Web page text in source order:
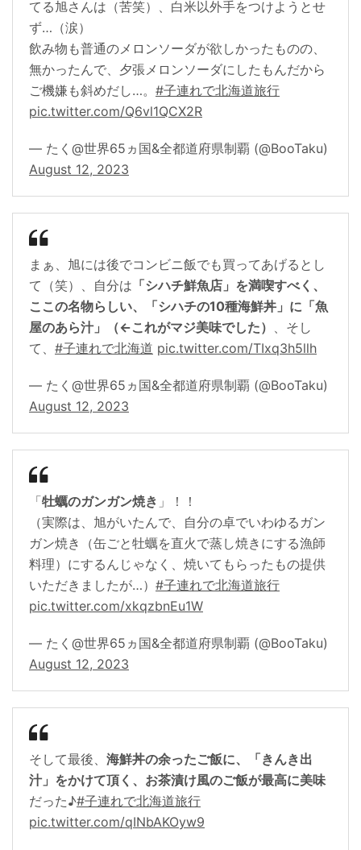
てる旭さんは（苦笑）、白米以外手をつけようとせ
ず…（涙）
飲み物も普通のメロンソーダが欲しかったものの、
無かったんで、夕張メロンソーダにしたもんだから
ご機嫌も斜めだし…。 #子連れで北海道旅行
pic.twitter.com/Q6vl1QCX2R
— たく@世界65ヵ国&全都道府県制覇 (@BooTaku)
August 12, 2023
まぁ、旭には後でコンビニ飯でも買ってあげるとし
て（笑）、自分は 「シハチ鮮魚店」を満喫すべく、
ここの名物らしい、「シハチの10種海鮮丼」に「魚
屋のあら汁」（←これがマジ美味でした） 、そし
て、 #子連れで北海道 pic.twitter.com/TIxq3h5llh
— たく@世界65ヵ国&全都道府県制覇 (@BooTaku)
August 12, 2023
「牡蠣のガンガン焼き 」！！
（実際は、旭がいたんで、自分の卓でいわゆるガン
ガン焼き（缶ごと牡蠣を直火で蒸し焼きにする漁師
料理）にするんじゃなく、焼いてもらったもの提供
いただきましたが…） #子連れで北海道旅行
pic.twitter.com/xkqzbnEu1W
— たく@世界65ヵ国&全都道府県制覇 (@BooTaku)
August 12, 2023
そして最後、 海鮮丼の余ったご飯に、「きんき出
汁」をかけて頂く、お茶漬け風のご飯が最高に美味
だった♪#子連れで北海道旅行
pic.twitter.com/qINbAKOyw9